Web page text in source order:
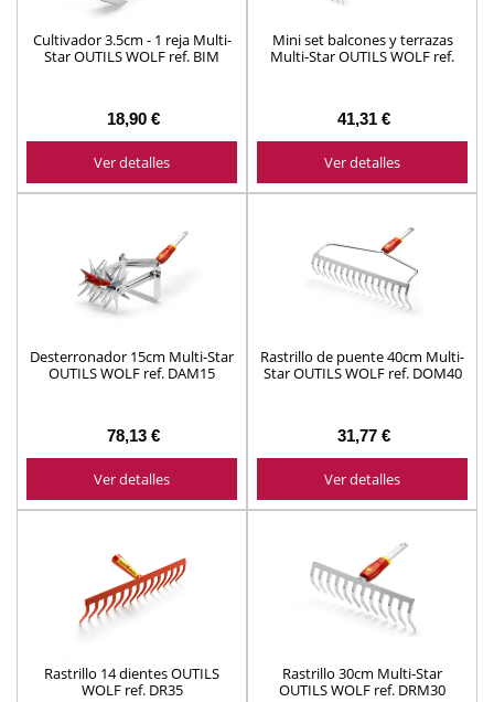
Cultivador 3.5cm - 1 reja Multi-
Star OUTILS WOLF ref. BIM
18,90 €
Ver detalles
Mini set balcones y terrazas
Multi-Star OUTILS WOLF ref.
41,31 €
Ver detalles
Desterronador 15cm Multi-Star
OUTILS WOLF ref. DAM15
78,13 €
Ver detalles
Rastrillo de puente 40cm Multi-
Star OUTILS WOLF ref. DOM40
31,77 €
Ver detalles
Rastrillo 14 dientes OUTILS
WOLF ref. DR35
Rastrillo 30cm Multi-Star
OUTILS WOLF ref. DRM30